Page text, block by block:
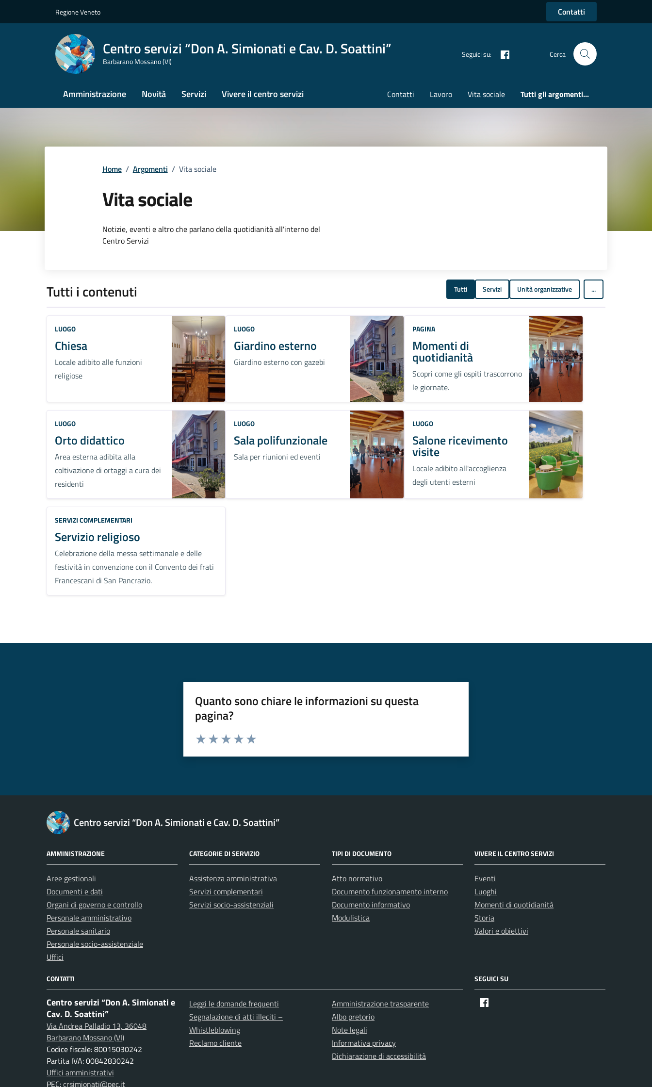
Regione Veneto Contatti
Centro servizi “Don A. Simionati e Cav. D. Soattini”
Barbarano Mossano (VI)
Seguici su: Cerca
Amministrazione Novità Servizi Vivere il centro servizi Contatti Lavoro Vita sociale Tutti gli argomenti...
Home / Argomenti / Vita sociale
Vita sociale
Dettagli dell'argomento
Notizie, eventi e altro che parlano della quotidianità all'interno del
Centro Servizi
Tutti i contenuti Tutti Servizi Unità organizzative ...
LUOGO
Chiesa
Locale adibito alle funzioni
religiose
LUOGO
Giardino esterno
Giardino esterno con gazebi
PAGINA
Momenti di
quotidianità
Scopri come gli ospiti trascorrono
le giornate.
LUOGO
Orto didattico
Area esterna adibita alla
coltivazione di ortaggi a cura dei
residenti
LUOGO
Sala polifunzionale
Sala per riunioni ed eventi
LUOGO
Salone ricevimento
visite
Locale adibito all'accoglienza
degli utenti esterni
SERVIZI COMPLEMENTARI
Servizio religioso
Celebrazione della messa settimanale e delle
festività in convenzione con il Convento dei frati
Francescani di San Pancrazio.
Quanto sono chiare le informazioni su questa
pagina?
Esprimi una valutazione
Centro servizi “Don A. Simionati e Cav. D. Soattini”
AMMINISTRAZIONE
Aree gestionali
Documenti e dati
Organi di governo e controllo
Personale amministrativo
Personale sanitario
Personale socio-assistenziale
Uffici
CATEGORIE DI SERVIZIO
Assistenza amministrativa
Servizi complementari
Servizi socio-assistenziali
TIPI DI DOCUMENTO
Atto normativo
Documento funzionamento interno
Documento informativo
Modulistica
VIVERE IL CENTRO SERVIZI
Eventi
Luoghi
Momenti di quotidianità
Storia
Valori e obiettivi
CONTATTI
Centro servizi “Don A. Simionati e
Cav. D. Soattini”
Via Andrea Palladio 13, 36048
Barbarano Mossano (VI)
Codice fiscale: 80015030242
Partita IVA: 00842830242
Uffici amministrativi
PEC:crsimionati@pec.it
Leggi le domande frequenti
Segnalazione di atti illeciti –
Whistleblowing
Reclamo cliente
Amministrazione trasparente
Albo pretorio
Note legali
Informativa privacy
Dichiarazione di accessibilità
SEGUICI SU